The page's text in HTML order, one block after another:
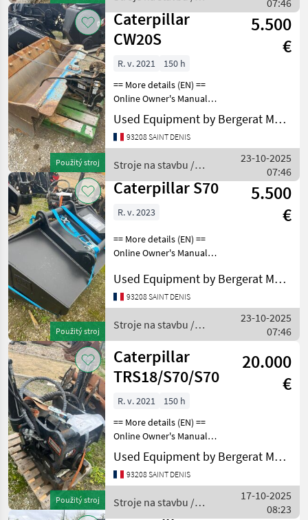
Caterpillar
07:46
Použitý stroj
Caterpillar
CW20S
5.500
€
R. v. 2021
150 h
== More details (EN) ==
Online Owner's Manual
Stroje na stavbu Lyžica
bagra
Used Equipment by Bergerat Monnoyeur
93208 SAINT DENIS
Stroje na stavbu /
Caterpillar
23-10-2025
07:46
Použitý stroj
Caterpillar S70
5.500
€
R. v. 2023
== More details (EN) ==
Online Owner's Manual
bagra
Used Equipment by Bergerat Monnoyeur
93208 SAINT DENIS
Stroje na stavbu /
Caterpillar
23-10-2025
07:46
Použitý stroj
Caterpillar
TRS18/S70/S70
20.000
€
R. v. 2021
150 h
== More details (EN) ==
Online Owner's Manual
Stroje na stavbu Lyžica
bagra
Used Equipment by Bergerat Monnoyeur
93208 SAINT DENIS
Stroje na stavbu /
Caterpillar
17-10-2025
08:23